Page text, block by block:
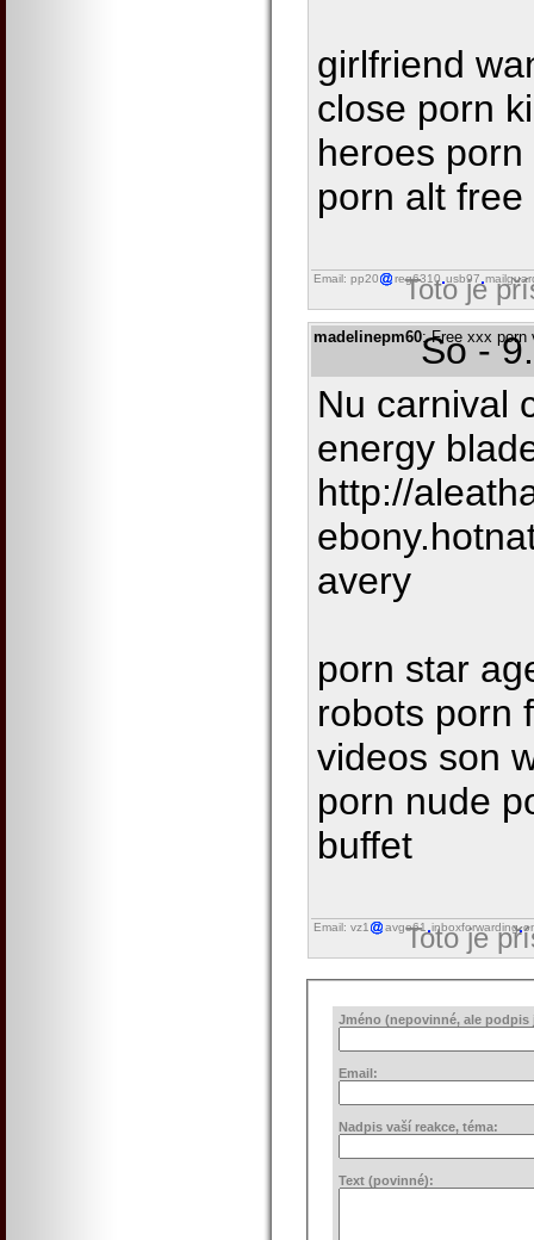
girlfriend
close porn
heroes
porn alt free
Email: pp20 reg6310 usb97
Toto je
madelinepm60: Free xxx porn
So -
Nu carnival
energy
http://
avery
porn star
robots porn
videos son
porn nude
buffet
Email: vz1 avgo61 inboxforwarding
Toto je
Jméno (nepovinné, ale podpis
Email:
Nadpis vaší reakce, téma:
Text (povinné):